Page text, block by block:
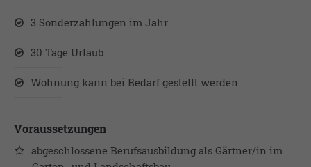
3 Sonderzahlungen im Jahr
30 Tage Urlaub
Wohnung kann bei Bedarf gestellt werden
Voraussetzungen
abgeschlossene Berufsausbildung als Gärtner/in im